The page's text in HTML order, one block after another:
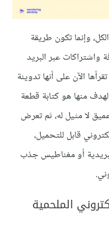
وإنما تكون طريقة
عبر البريد
الآن على أنها تدوينة
منها هو كتابة قطعة
لا مثيل له، ثم تعرض
قابل للتحميل،
أو مغناطيس جذب
الملحمية